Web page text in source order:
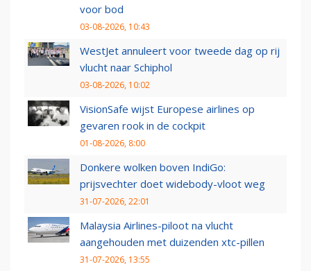
voor bod
03-08-2026, 10:43
WestJet annuleert voor tweede dag op rij
vlucht naar Schiphol
03-08-2026, 10:02
VisionSafe wijst Europese airlines op
gevaren rook in de cockpit
01-08-2026, 8:00
Donkere wolken boven IndiGo:
prijsvechter doet widebody-vloot weg
31-07-2026, 22:01
Malaysia Airlines-piloot na vlucht
aangehouden met duizenden xtc-pillen
31-07-2026, 13:55